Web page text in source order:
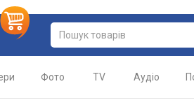
Фото TV Аудіо